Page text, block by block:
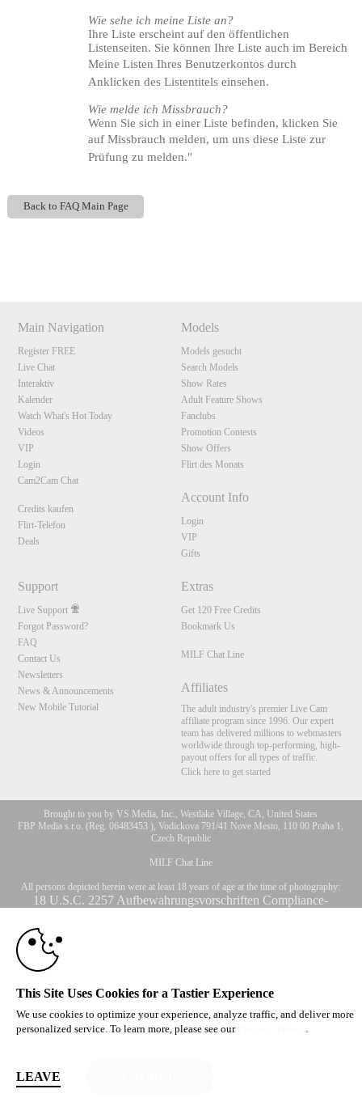
Wie sehe ich meine Liste an?
Ihre Liste erscheint auf den öffentlichen
Listenseiten. Sie können Ihre Liste auch im Bereich
Meine Listen Ihres Benutzerkontos durch
Anklicken des Listentitels einsehen.
Wie melde ich Missbrauch?
Wenn Sie sich in einer Liste befinden, klicken Sie
auf Missbrauch melden, um uns diese Liste zur
Prüfung zu melden."
Back to FAQ Main Page
Main Navigation
Register FREE
Live Chat
Interaktiv
Kalender
Watch What's Hot Today
Videos
VIP
Login
Cam2Cam Chat
Credits kaufen
Flirt-Telefon
Deals
Models
Models gesucht
Search Models
Show Rates
Adult Feature Shows
Fanclubs
Promotion Contests
Show Offers
Flirt des Monats
Account Info
Login
VIP
Gifts
Support
Live Support
Forgot Password?
FAQ
Contact Us
Newsletters
News & Announcements
New Mobile Tutorial
Extras
Get 120 Free Credits
Bookmark Us
MILF Chat Line
Affiliates
The adult industry's premier Live Cam
affiliate program since 1996. Our expert
team has delivered millions to webmasters
worldwide through top-performing, high-
payout offers for all types of traffic.
Click here to get started
Brought to you by VS Media, Inc., Westlake Village, CA, United States
FBP Media s.r.o. (Reg. 06483453 ), Vodickova 791/41 Nove Mesto, 110 00 Praha 1,
Czech Republic
MILF Chat Line
All persons depicted herein were at least 18 years of age at the time of photography:
18 U.S.C. 2257 Aufbewahrungsvorschriften Compliance-
© 1996 - 2026 VS3.COM, VS Media, Inc. All Rights Reserved.
CA-Privacy Policy
modal
This Site Uses Cookies for a Tastier Experience
We use cookies to optimize your experience, analyze traffic, and deliver more
personalized service. To learn more, please see our
.
LEAVE
10:00
CLAIM YOUR BONUS